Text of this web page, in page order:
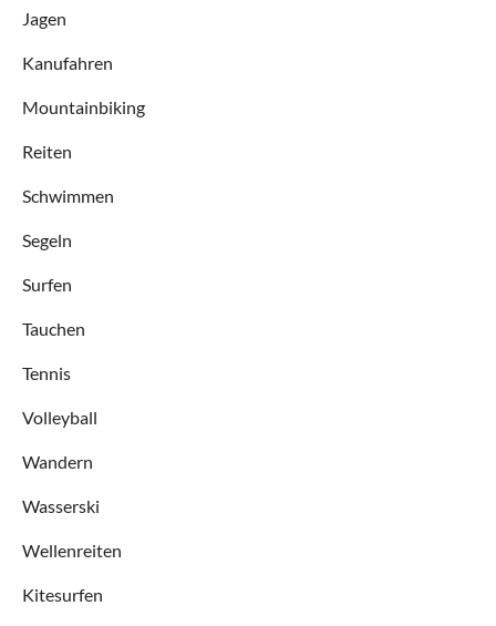
Jagen
Kanufahren
Mountainbiking
Reiten
Schwimmen
Segeln
Surfen
Tauchen
Tennis
Volleyball
Wandern
Wasserski
Wellenreiten
Kitesurfen